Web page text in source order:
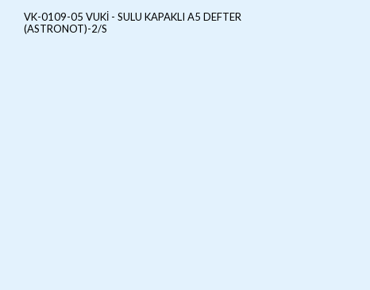
VK-0109-05 VUKİ - SULU KAPAKLI A5 DEFTER
(ASTRONOT)-2/S